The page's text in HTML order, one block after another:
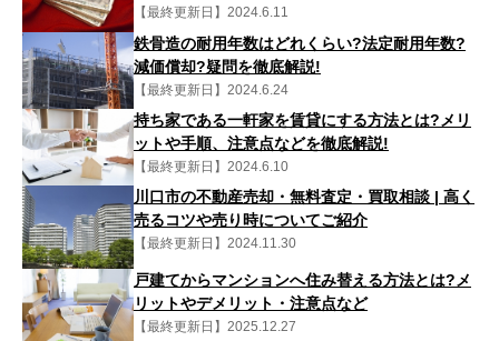
【最終更新日】2024.6.11
鉄骨造の耐用年数はどれくらい?法定耐用年数?
減価償却?疑問を徹底解説!
【最終更新日】2024.6.24
持ち家である一軒家を賃貸にする方法とは?メリ
ットや手順、注意点などを徹底解説!
【最終更新日】2024.6.10
川口市の不動産売却・無料査定・買取相談 | 高く
売るコツや売り時についてご紹介
【最終更新日】2024.11.30
戸建てからマンションへ住み替える方法とは?メ
リットやデメリット・注意点など
【最終更新日】2025.12.27